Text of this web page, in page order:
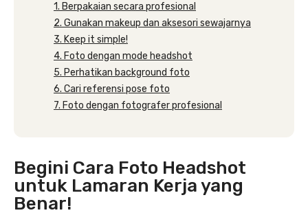
1. Berpakaian secara profesional
2. Gunakan makeup dan aksesori sewajarnya
3. Keep it simple!
4. Foto dengan mode headshot
5. Perhatikan background foto
6. Cari referensi pose foto
7. Foto dengan fotografer profesional
Begini Cara Foto Headshot
untuk Lamaran Kerja yang
Benar!